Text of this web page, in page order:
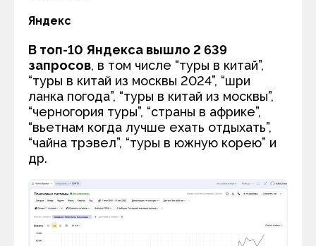
Яндекс
В топ-10 Яндекса вышло 2 639
запросов, в том числе “туры в китай”,
“туры в китай из москвы 2024”, “шри
ланка погода”, “туры в китай из москвы”,
“черногория туры”, “страны в африке”,
“вьетнам когда лучше ехать отдыхать”,
“чайна трэвел”, “туры в южную корею” и
др.